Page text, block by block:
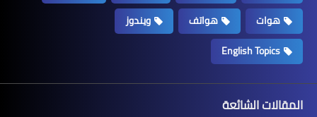
هوات
هواتف
ويندوز
English Topics
المقالات الشائعة